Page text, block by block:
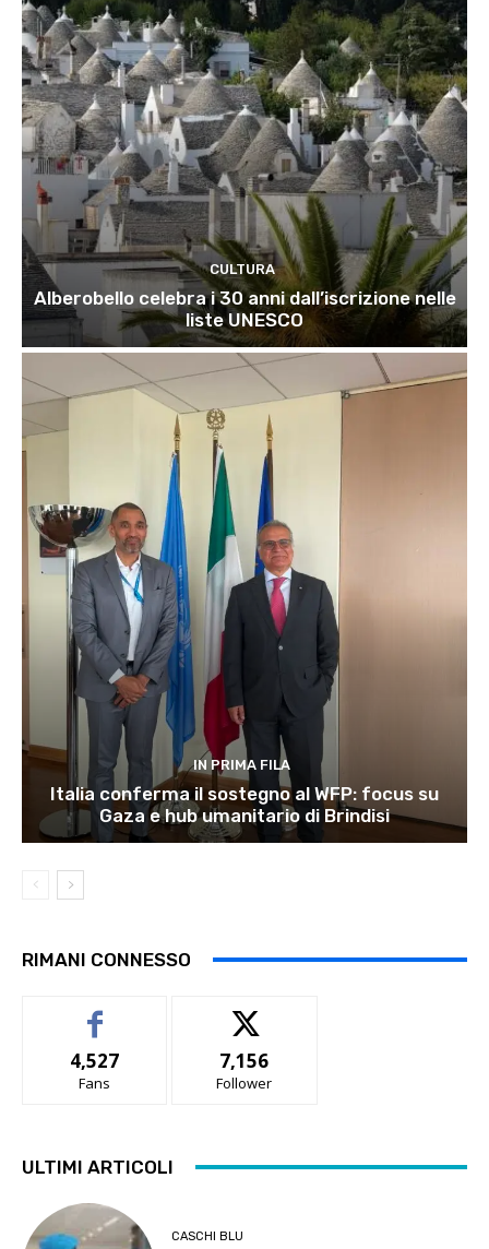
CULTURA
Alberobello celebra i 30 anni dall’iscrizione nelle
liste UNESCO
IN PRIMA FILA
Italia conferma il sostegno al WFP: focus su
Gaza e hub umanitario di Brindisi
RIMANI CONNESSO
4,527
Fans
7,156
Follower
ULTIMI ARTICOLI
CASCHI BLU